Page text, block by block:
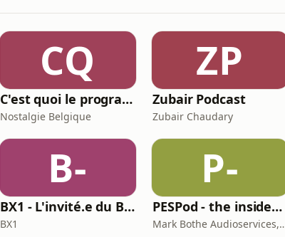
CQ
C'est quoi le programme au cinéma ?
Nostalgie Belgique
ZP
Zubair Podcast
Zubair Chaudary
B-
BX1 - L'invité.e du Brunch
BX1
P-
PESPod - the insiders' guide to the EU labour market
Mark Bothe Audioservices,